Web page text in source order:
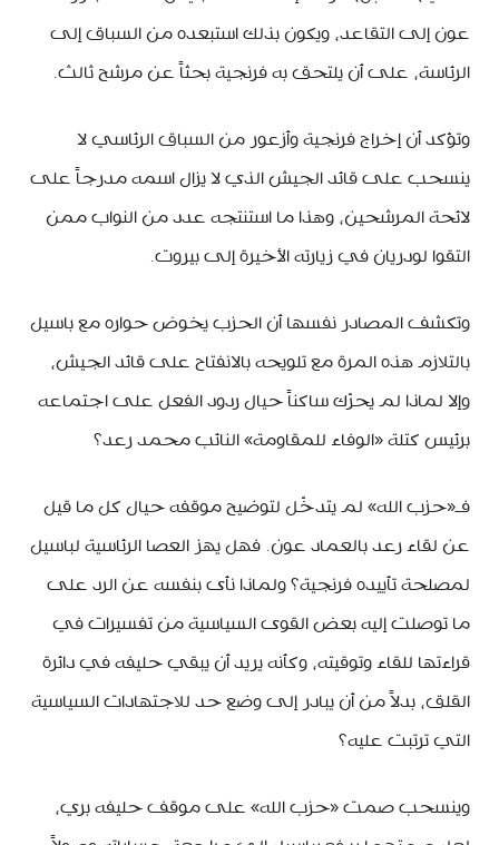
عون إلى التقاعد، ويكون بذلك استبعده من السباق إلى
الرئاسة، على أن يلتحق به فرنجية بحثاً عن مرشح ثالث.
وتؤكد أن إخراج فرنجية وأزعور من السباق الرئاسي لا
ينسحب على قائد الجيش الذي لا يزال اسمه مدرجاً على
لائحة المرشحين، وهذا ما استنتجه عدد من النواب ممن
التقوا لودريان في زيارته الأخيرة إلى بيروت.
وتكشف المصادر نفسها أن الحزب يخوض حواره مع باسيل
بالتلازم هذه المرة مع تلويحه بالانفتاح على قائد الجيش،
وإلا لماذا لم يحرّك ساكناً حيال ردود الفعل على اجتماعه
برئيس كتلة «الوفاء للمقاومة» النائب محمد رعد؟
فـ«حزب الله» لم يتدخّل لتوضيح موقفه حيال كل ما قيل
عن لقاء رعد بالعماد عون. فهل يهز العصا الرئاسية لباسيل
لمصلحة تأييده فرنجية؟ ولماذا نأى بنفسه عن الرد على
ما توصلت إليه بعض القوى السياسية من تفسيرات في
قراءتها للقاء وتوقيته، وكأنه يريد أن يبقي حليفه في دائرة
القلق، بدلاً من أن يبادر إلى وضع حد للاجتهادات السياسية
التي ترتبت عليه؟
وينسحب صمت «حزب الله» على موقف حليفه بري،